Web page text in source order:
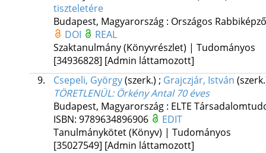
tiszteletére
Budapest, Magyarország : Országos
DOI
REAL
Szaktanulmány (Könyvrészlet) | Tudományos
[34936828] [Admin láttamozott]
9.
Csepeli, György(szerk.) ; Grajczjár, István
TÖRETLENÜL: Örkény Antal 70 éves
Budapest, Magyarország : ELTE
ISBN: 9789634896906
EDIT
Tanulmánykötet (Könyv) | Tudományos
[35027549] [Admin láttamozott]